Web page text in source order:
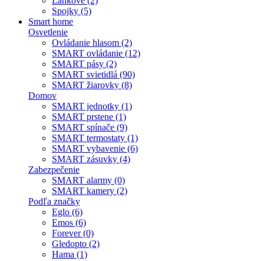
Spojky (5)
Smart home
Osvetlenie
Ovládanie hlasom (2)
SMART ovládanie (12)
SMART pásy (2)
SMART svietidlá (90)
SMART žiarovky (8)
Domov
SMART jednotky (1)
SMART prstene (1)
SMART spínače (9)
SMART termostaty (1)
SMART vybavenie (6)
SMART zásuvky (4)
Zabezpečenie
SMART alarmy (0)
SMART kamery (2)
Podľa značky
Eglo (6)
Emos (6)
Forever (0)
Gledopto (2)
Hama (1)